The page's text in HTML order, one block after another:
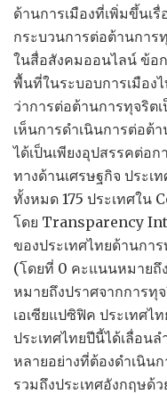
ด้านการเมืองที่เพิ่มขึ้นเ
กระบวนการต่อต้านกา
ในสื่อสังคมออนไลน์ ข้อ
พื้นที่ในระบอบการเมือง
ว่าการต่อต้านการทุจริต
เห็นการดำเนินการต่อต้
ได้เป็นเพียงอุปสรรคต่อ
ทางด้านเศรษฐกิจ ประเ
ทั้งหมด 175 ประเทศใ
โดย Transparency
ของประเทศไทยด้านกา
(โดยที่ 0 คะแนนหมายถึ
หมายถึงปราศจากการทุ
เอเซียแปซิฟิค ประเทศไ
ประเทศไทยปีนี้ได้เลื่อน
หลายอย่างที่ต้องดำเนิน
รวมถึงประเทศอังกฤษด้